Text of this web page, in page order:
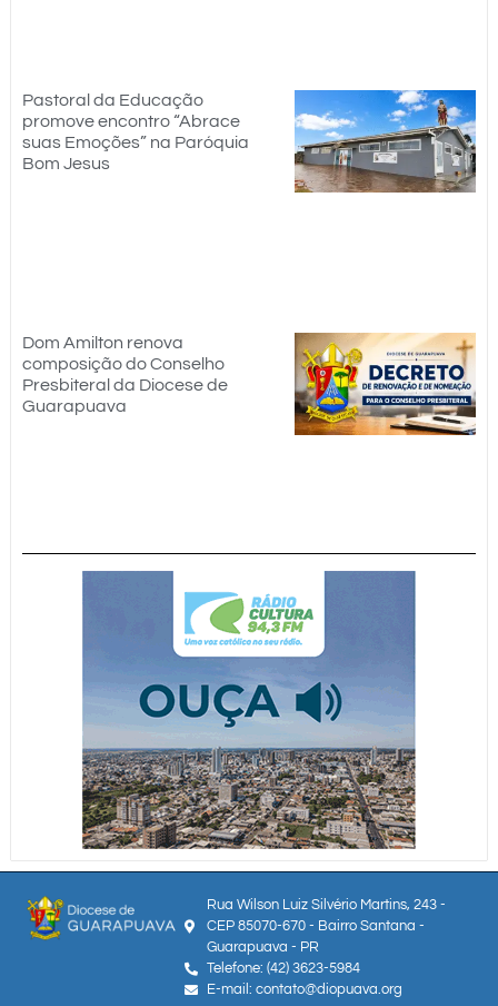
Pastoral da Educação
promove encontro “Abrace
suas Emoções” na Paróquia
Bom Jesus
Dom Amilton renova
composição do Conselho
Presbiteral da Diocese de
Guarapuava
Rua Wilson Luiz Silvério Martins, 243 -
CEP 85070-670 - Bairro Santana -
Guarapuava - PR
Telefone: (42) 3623-5984
E-mail: contato@diopuava.org